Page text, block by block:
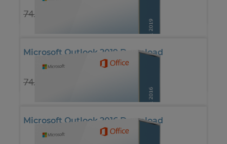
74.79€
Microsoft Outlook 2019 Download
74.79€
Microsoft Outlook 2016 Download